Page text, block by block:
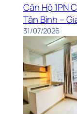
Căn Hộ 1PN
Tân Bình –
31/07/2026